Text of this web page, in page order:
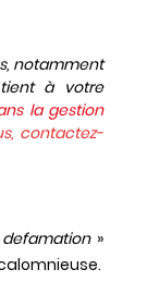
notamment
à votre
la gestion
contactez-
»